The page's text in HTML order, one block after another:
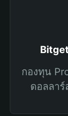
กองทุน
ดอลลา